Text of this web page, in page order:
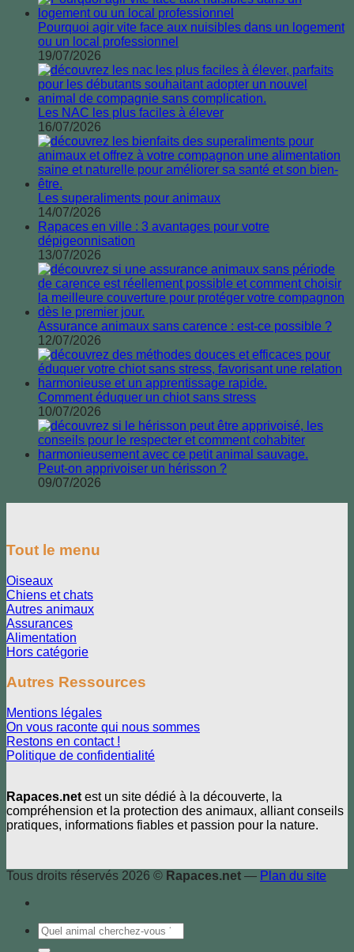
Pourquoi agir vite face aux nuisibles dans un logement
ou un local professionnel
19/07/2026
Les NAC les plus faciles à élever
16/07/2026
Les superaliments pour animaux
14/07/2026
Rapaces en ville : 3 avantages pour votre
dépigeonnisation
13/07/2026
Assurance animaux sans carence : est-ce possible ?
12/07/2026
Comment éduquer un chiot sans stress
10/07/2026
Peut-on apprivoiser un hérisson ?
09/07/2026
Tout le menu
Oiseaux
Chiens et chats
Autres animaux
Assurances
Alimentation
Hors catégorie
Autres Ressources
Mentions légales
On vous raconte qui nous sommes
Restons en contact !
Politique de confidentialité
Rapaces.net est un site dédié à la découverte, la
compréhension et la protection des animaux, alliant conseils
pratiques, informations fiables et passion pour la nature.
Tous droits réservés 2026 © Rapaces.net — Plan du site